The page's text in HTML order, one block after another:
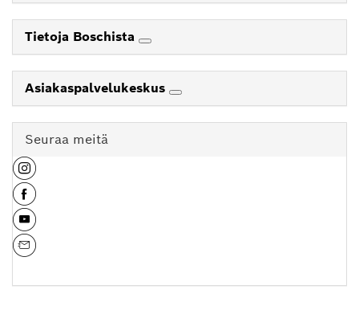
Tietoja Boschista
Asiakaspalvelukeskus
Seuraa meitä